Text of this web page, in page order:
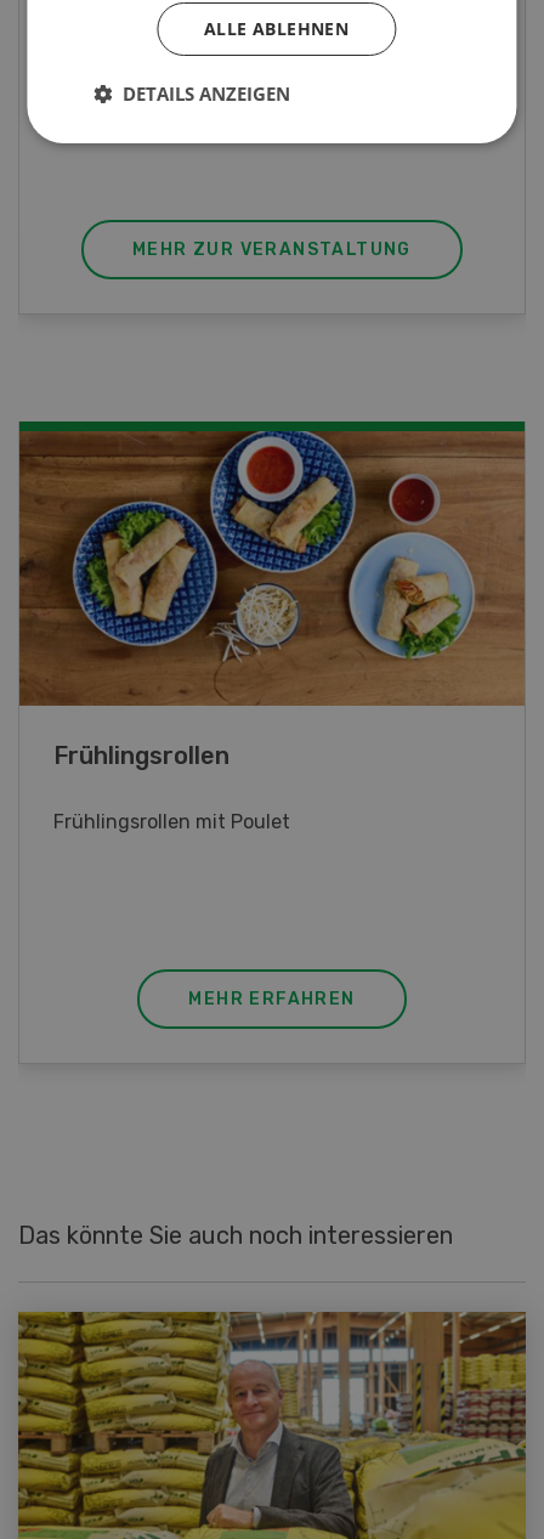
Sind Sie in der Fischzucht tätig oder
interessieren Sie sich für das Thema? In
die perfekte Wahl für Sie. Der Abschluss lässt
MEHR ZUR VERANSTALTUNG
Poulet mit Spinat-Dörrtomaten-
MEHR ERFAHREN
Das könnte Sie auch noch interessieren
ALLE ABLEHNEN
DETAILS ANZEIGEN